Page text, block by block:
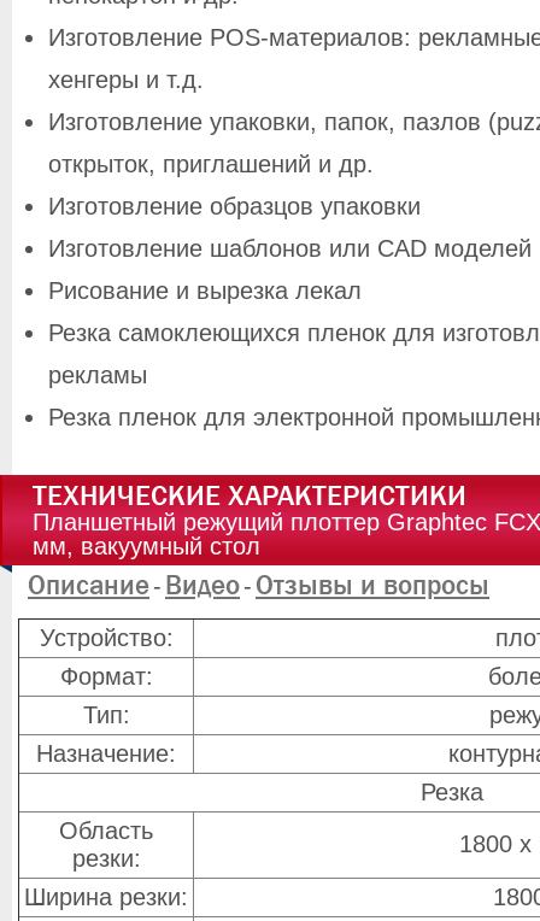
Изготовление POS-материалов:
хенгеры и т.д.
Изготовление упаковки, папок, пазлов
открыток, приглашений и др.
Изготовление образцов упаковки
Изготовление шаблонов или CAD моделей
Рисование и вырезка лекал
Резка самоклеющихся пленок для
рекламы
Резка пленок для электронной
ТЕХНИЧЕСКИЕ ХАРАКТЕРИСТИКИ
Планшетный режущий плоттер Graphtec
мм, вакуумный стол
Описание- Видео- Отзывы и вопросы
Устройство:
Формат:
Тип:
Назначение:
Резка
Область
резки:
1800
Ширина резки: